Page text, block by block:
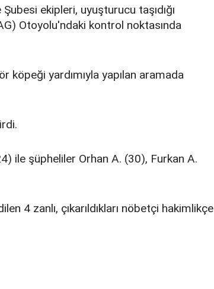
ekipleri, uyuşturucu taşıdığı
Otoyolu'ndaki kontrol noktasında
yardımıyla yapılan aramada
ile şüpheliler Orhan A. (30), Furkan A.
4 zanlı, çıkarıldıkları nöbetçi hakimlikçe